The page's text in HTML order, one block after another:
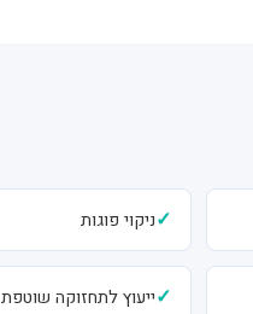
✓ניקוי פוגות
✓ייעוץ לתחזוקה שוטפת